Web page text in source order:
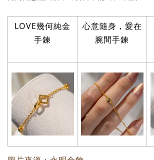
LOVE幾何純金
手鍊
心意隨身，愛在
腕間手鍊